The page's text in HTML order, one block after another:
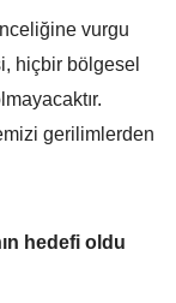
vurgu
hiçbir bölgesel
gerilimlerden
hedefi oldu